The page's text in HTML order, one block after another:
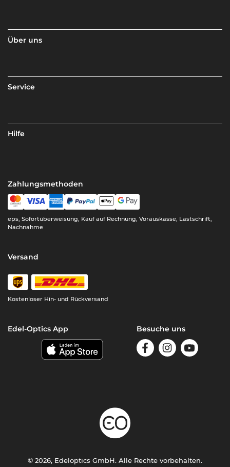
Über uns
Service
Hilfe
Zahlungsmethoden
eps, Sofortüberweisung, Kauf auf Rechnung, Vorauskasse, Lastschrift,
Nachnahme
Versand
Kostenloser Hin- und Rückversand
Edel-Optics App Besuche uns
© 2026, Edeloptics GmbH. Alle Rechte vorbehalten.